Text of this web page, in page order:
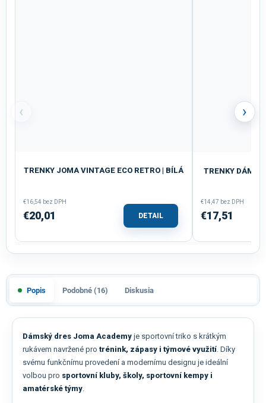
‹
TRENKY JOMA VINTAGE ECO RETRO | BÍLÁ
€16,54 bez DPH
€20,01 DETAIL
TRENKY
€14,47 bez DPH
€17,51
›
Popis Podobné (16) Diskusia
Dámský dres Joma Academy je sportovní triko s krátkým
rukávem navržené pro trénink, zápasy i týmové využití. Díky
svému funkčnímu provedení a modernímu designu je ideální
volbou pro sportovní kluby, školy, sportovní kempy i
amatérské týmy.